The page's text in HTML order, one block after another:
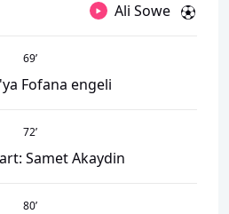
Ali Sowe
69’
Fofana engeli
72’
Samet Akaydin
80’